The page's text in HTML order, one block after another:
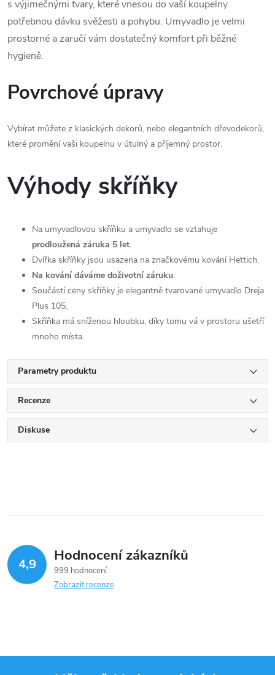
s výjimečnými tvary, které vnesou do vaší koupelny
potřebnou dávku svěžesti a pohybu. Umyvadlo je velmi
prostorné a zaručí vám dostatečný komfort při běžné
hygieně.
Povrchové úpravy
Vybírat můžete z klasických dekorů, nebo elegantních dřevodekorů,
které promění vaši koupelnu v útulný a příjemný prostor.
Výhody skříňky
Na umyvadlovou skříňku a umyvadlo se vztahuje
prodloužená záruka 5 let.
Dvířka skříňky jsou usazena na značkovému kování Hettich.
Na kování dáváme doživotní záruku.
Součástí ceny skříňky je elegantně tvarované umyvadlo Dreja
Plus 105.
Skříňka má sníženou hloubku, díky tomu vá v prostoru ušetří
mnoho místa.
Parametry produktu
Recenze
Diskuse
4,9 Hodnocení zákazníků
999 hodnocení
Zobrazit recenze